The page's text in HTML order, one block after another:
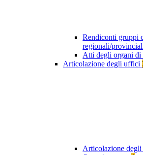
Rendiconti gruppi
regionali/
Atti degli organi di
Articolazione degli uffici
Articolazione